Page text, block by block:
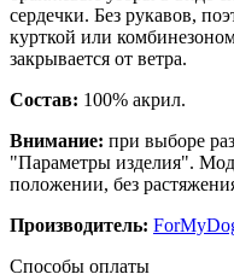
сердечки. Без рукавов,
курткой или
закрывается от ветра.
Состав: 100% акрил.
Внимание: при выборе
"Параметры изделия".
положении, без
Производитель:
Способы оплаты